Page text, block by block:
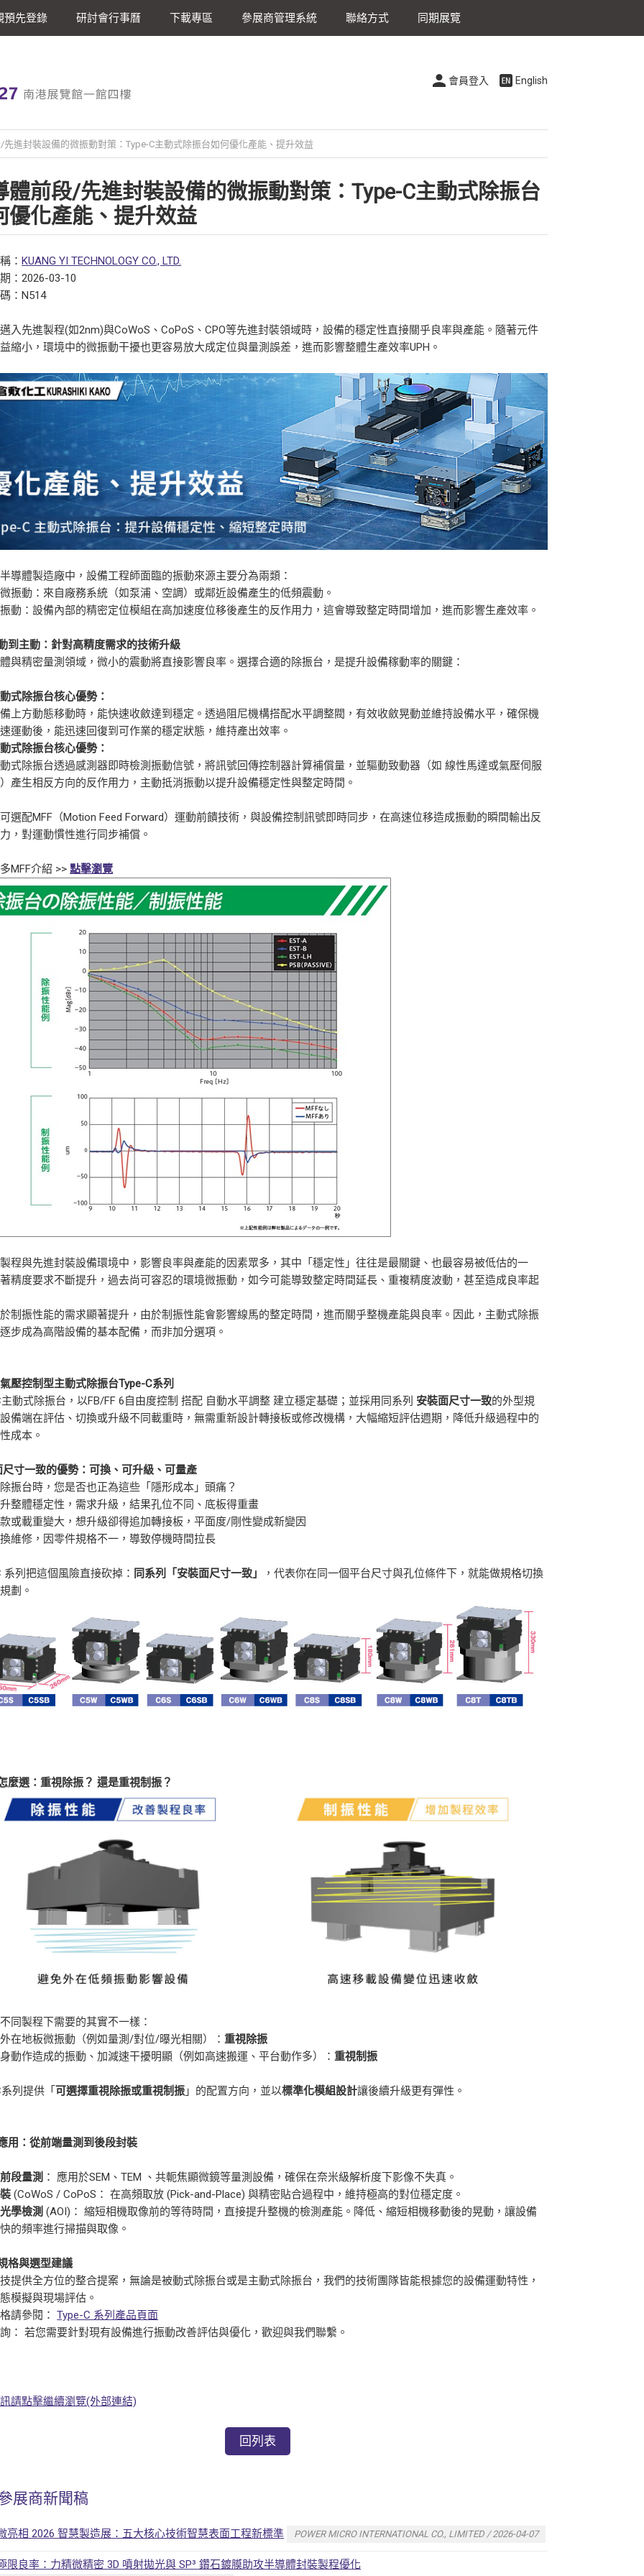
預先登錄 研討會行事曆 下載專區 參展商管理系統 聯絡方式 同期展覽
會員登入 English
進封裝設備的微振動對策：Type-C主動式除振台如何優化產能、提升效益
體前段/先進封裝設備的微振動對策：Type-C主動式除振台
優化產能、提升效益
：KUANG YI TECHNOLOGY CO., LTD.
：2026-03-10
：N514
入先進製程(如2nm)與CoWoS、CoPoS、CPO等先進封裝領域時，設備的穩定性直接關乎良率與產能。隨著元件
縮小，環境中的微振動干擾也更容易放大成定位與量測誤差，進而影響整體生產效率UPH。
導體製造廠中，設備工程師面臨的振動來源主要分為兩類：
振動：來自廠務系統（如泵浦、空調）或鄰近設備產生的低頻震動。
動：設備內部的精密定位模組在高加速度位移後產生的反作用力，這會導致整定時間增加，進而影響生產效率。
到主動：針對高精度需求的技術升級
與精密量測領域，微小的震動將直接影響良率。選擇合適的除振台，是提升設備稼動率的關鍵：
式除振台核心優勢：
動態移動時，能快速收斂達到穩定。透過阻尼機構搭配水平調整閥，有效收斂晃動並維持設備水平，確保機
運動後，能迅速回復到可作業的穩定狀態，維持產出效率。
式除振台核心優勢：
振台透過感測器即時檢測振動信號，將訊號回傳控制器計算補償量，並驅動致動器（如 線性馬達或氣壓伺服
產生相反方向的反作用力，主動抵消振動以提升設備穩定性與整定時間。
MFF（Motion Feed Forward）運動前饋技術，與設備控制訊號即時同步，在高速位移造成振動的瞬間輸出反
，對運動慣性進行同步補償。
MFF介紹 >>點擊瀏覽
程與先進封裝設備環境中，影響良率與產能的因素眾多，其中「穩定性」往往是最關鍵、也最容易被低估的一
精度要求不斷提升，過去尚可容忍的環境微振動，如今可能導致整定時間延長、重複精度波動，甚至造成良率起
制振性能的需求顯著提升，由於制振性能會影響線馬的整定時間，進而關乎整機產能與良率。因此，主動式除振
步成為高階設備的基本配備，而非加分選項。
壓控制型主動式除振台Type-C系列
動式除振台，以FB/FF 6自由度控制 搭配 自動水平調整 建立穩定基礎；並採用同系列 安裝面尺寸一致的外型規
備端在評估、切換或升級不同載重時，無需重新設計轉接板或修改機構，大幅縮短評估週期，降低升級過程中的
成本。
尺寸一致的優勢：可換、可升級、可量產
振台時，您是否也正為這些「隱形成本」頭痛？
整體穩定性，需求升級，結果孔位不同、底板得重畫
或載重變大，想升級卻得追加轉接板，平面度/剛性變成新變因
維修，因零件規格不一，導致停機時間拉長
系列把這個風險直接砍掉： 同系列「安裝面尺寸一致」
，代表你在同一個平台尺寸與孔位條件下，就能做規格切換
劃。
麼選：重視除振？ 還是重視制振？
同製程下需要的其實不一樣：
在地板微振動（例如量測/對位/曝光相關）：重視除振
動作造成的振動、加減速干擾明顯（例如高速搬運、平台動作多）：重視制振
列提供「可選擇重視除振或重視制振 」的配置方向，並以標準化模組設計讓後續升級更有彈性。
用：從前端量測到後段封裝
段量測 ： 應用於SEM、TEM 、共軛焦顯微鏡等量測設備，確保在奈米級解析度下影像不失真。
(CoWoS / CoPoS： 在高頻取放 (Pick-and-Place) 與精密貼合過程中，維持極高的對位穩定度。
學檢測 (AOI)： 縮短相機取像前的等待時間，直接提升整機的檢測產能。降低、縮短相機移動後的晃動，讓設備
的頻率進行掃描與取像。
格與選型建議
提供全方位的整合提案，無論是被動式除振台或是主動式除振台，我們的技術團隊皆能根據您的設備運動特性，
模擬與現場評估。
請參閱：Type-C 系列產品頁面
： 若您需要針對現有設備進行振動改善評估與優化，歡迎與我們聯繫。
請點擊繼續瀏覽(外部連結)
回列表
展商新聞稿
亮相 2026 智慧製造展：五大核心技術智慧表面工程新標準 POWER MICRO INTERNATIONAL CO., LIMITED / 2026-04-07
限良率：力精微精密 3D 噴射拋光與 SP³ 鑽石鍍膜助攻半導體封裝製程優化